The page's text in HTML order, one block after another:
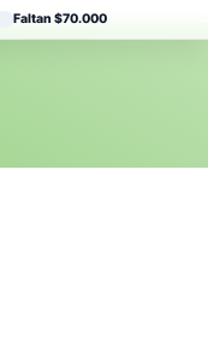
Faltan $70.000